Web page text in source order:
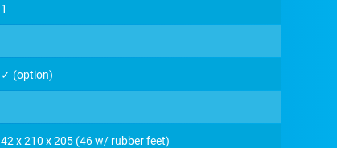
1
✓ (option)
42 x 210 x 205 (46 w/ rubber feet)